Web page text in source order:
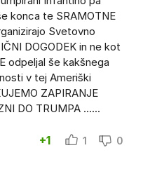
konca te SRAMOTNE
Svetovno
DOGODEK in ne kot
odpeljal še kakšnega
v tej Ameriški
ZAPIRANJE
DO TRUMPA ......
+1 1 0